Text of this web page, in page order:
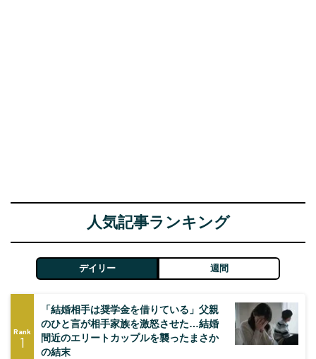
人気記事ランキング
デイリー 週間
Rank
1
「結婚相手は奨学金を借りている」父親
のひと言が相手家族を激怒させた…結婚
間近のエリートカップルを襲ったまさか
の結末